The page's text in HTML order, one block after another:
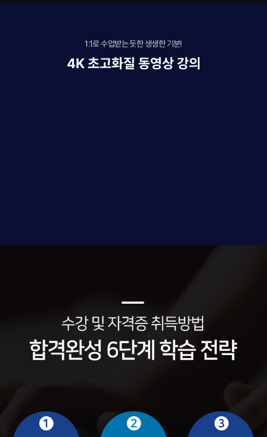
1:1로 수업받는 듯한 생생한 기분!
4K 초고화질 동영상 강의